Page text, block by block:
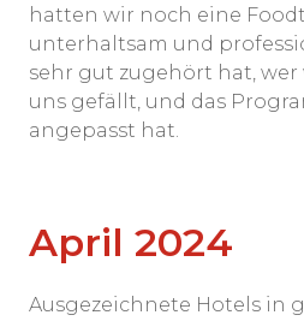
hatten wir noch eine
unterhaltsam und
sehr gut zugehört hat, wer
uns gefällt, und das
angepasst hat.
April 2024
Ausgezeichnete Hotels in